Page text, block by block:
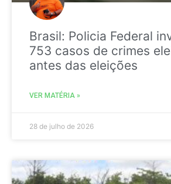
Brasil: Policia Federal
753 casos de crimes
antes das eleições
VER MATÉRIA »
28 de julho de 2026